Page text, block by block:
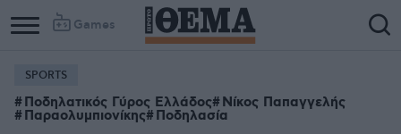
Games
SPORTS
Ποδηλατικός Γύρος Ελλάδος Νίκος Παπαγγελής
Παραολυμπιονίκης Ποδηλασία